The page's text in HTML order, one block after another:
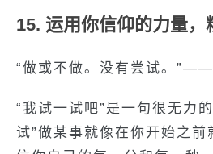
15. 运用你信仰的力量，
“做或不做。没有尝试。
“我试一试吧”是一句很无力
试”做某事就像在你开始之前